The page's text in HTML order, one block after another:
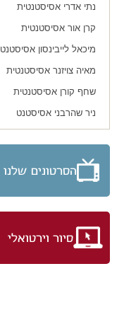
נתי אדרי אסיסטנטית
קרן אור אסיסטנטית
מיכאל לייבינסון אסיסטנט
מאיה צויזנר אסיסטנטית
שחף קורן אסיסטנטית
ניר שהרבני אסיסטנט
הסרטונים שלנו
סיור וירטואלי